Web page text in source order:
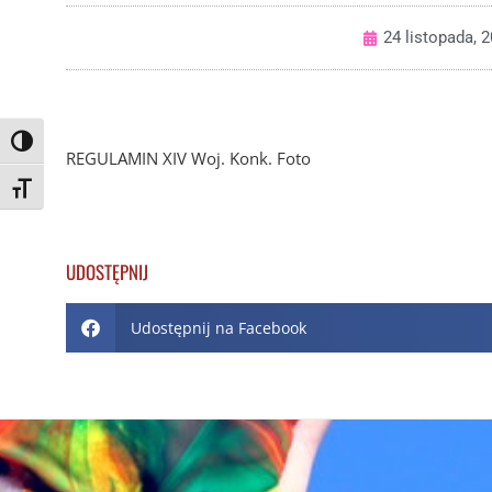
Toggle High Contrast
Toggle Font size
24 listopada,
REGULAMIN XIV Woj. Konk. Foto
UDOSTĘPNIJ
Udostępnij na Facebook